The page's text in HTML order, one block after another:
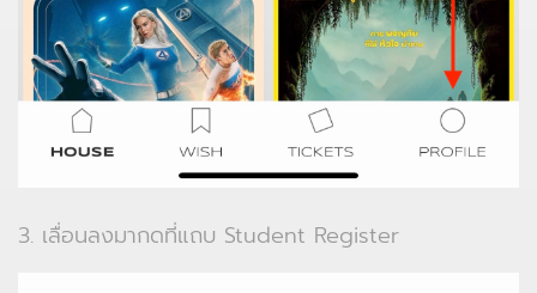
3. เลื่อนลงมากดที่แถบ Student Register